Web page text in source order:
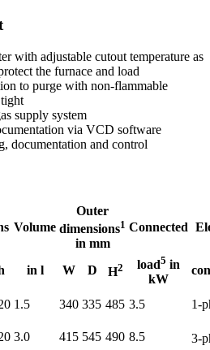
with adjustable cutout temperature as
the furnace and load
to purge with non-flammable
tight
supply system
via VCD software
documentation and control
Volume
Outer
dimensions1
in mm
Connected
in l W D H2 load5 in
kW
1.5 340 335 485 3.5
1-
3.0 415 545 490 8.5
3-